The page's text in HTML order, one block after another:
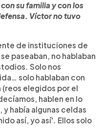
su familia y con los
Víctor no tuvo
de instituciones de
paseaban, no hablaban
Solo nos
solo hablaban con
elegidos por el
hablen en lo
había algunas celdas
así, yo así'. Ellos solo